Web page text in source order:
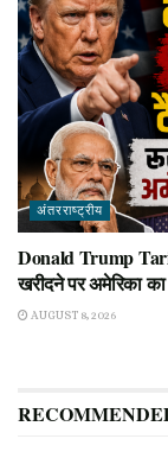
अंतरराष्ट्रीय
Donald Trump
खरीदने पर अमेरिका
AUGUST 8, 2026